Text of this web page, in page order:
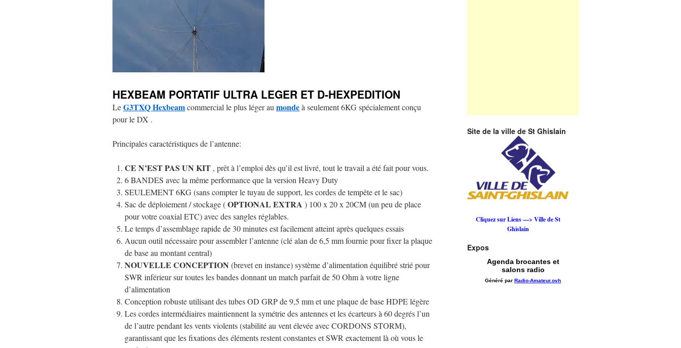
HEXBEAM PORTATIF ULTRA LEGER ET D-HEXPEDITION
LeG3TXQ Hexbeamcommercial le plus léger au mondeà seulement 6KG spécialement conçu
pour le DX .
Principales caractéristiques de l’antenne:
CE N’EST PAS UN KIT , prêt à l’emploi dès qu’il est livré, tout le travail a été fait pour vous.
6 BANDES avec la même performance que la version Heavy Duty
SEULEMENT 6KG (sans compter le tuyau de support, les cordes de tempête et le sac)
Sac de déploiement / stockage (OPTIONAL EXTRA ) 100 x 20 x 20CM (un peu de place
pour votre coaxial ETC) avec des sangles réglables.
Le temps d’assemblage rapide de 30 minutes est facilement atteint après quelques essais
Aucun outil nécessaire pour assembler l’antenne (clé alan de 6,5 mm fournie pour fixer la plaque
de base au montant central)
NOUVELLE CONCEPTION (brevet en instance) système d’alimentation équilibré strié pour
SWR inférieur sur toutes les bandes donnant un match parfait de 50 Ohm à votre ligne
d’alimentation
Conception robuste utilisant des tubes OD GRP de 9,5 mm et une plaque de base HDPE légère
Les cordes intermédiaires maintiennent la symétrie des antennes et les écarteurs à 60 degrés l’un
de l’autre pendant les vents violents (stabilité au vent élevée avec CORDONS STORM),
garantissant que les fixations des éléments restent constantes et SWR exactement là où vous le
Site de la ville de St Ghislain
Cliquez sur Liens —> Ville de St
Ghislain
Expos